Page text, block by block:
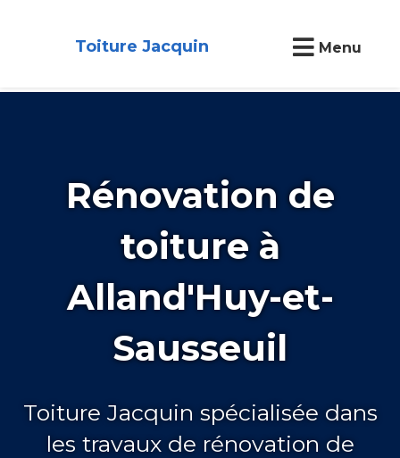
Toiture Jacquin Menu
Rénovation de
toiture à
Alland'Huy-et-
Sausseuil
Toiture Jacquin spécialisée dans
les travaux de rénovation de